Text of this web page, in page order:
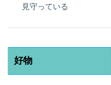
見守っている
好物